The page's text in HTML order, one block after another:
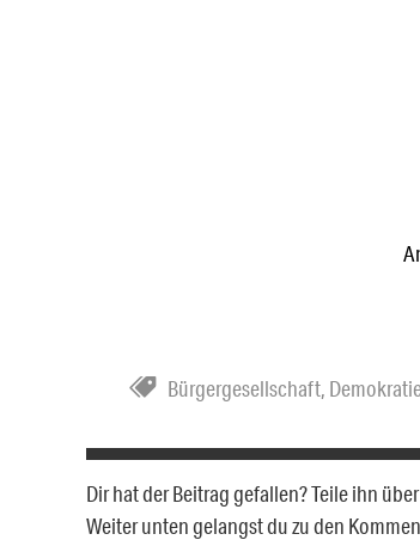
Bürgergesellschaft,
Dir hat der Beitrag gefallen? Teile ihn
Weiter unten gelangst du zu den